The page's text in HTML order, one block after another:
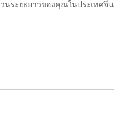
นระยะยาวของคุณในประเทศจีน